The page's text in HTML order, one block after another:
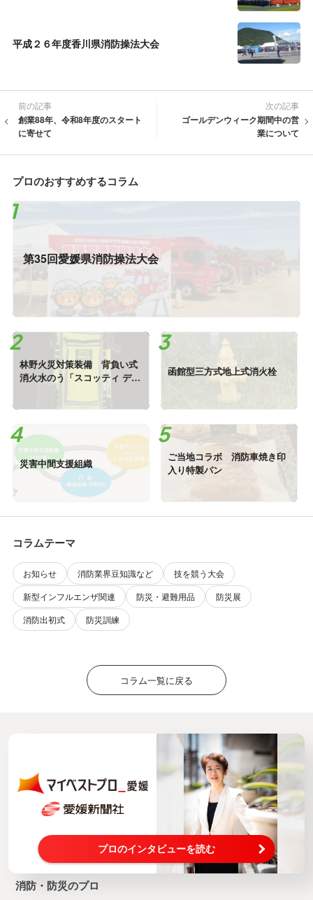
平成２６年度香川県消防操法大会
前の記事
創業88年、令和8年度のスタート
に寄せて
次の記事
ゴールデンウィーク期間中の営
業について
プロのおすすめするコラム
第35回愛媛県消防操法大会
林野火災対策装備 背負い式
消火水のう「スコッティ デル
函館型三方式地上式消火栓
災害中間支援組織
ご当地コラボ 消防車焼き印
入り特製パン
コラムテーマ
お知らせ 消防業界豆知識など
技を競う大会
新型インフルエンザ関連
防災・避難用品
防災展
消防出初式
防災訓練
コラム一覧に戻る
プロのインタビューを読む
消防・防災のプロ